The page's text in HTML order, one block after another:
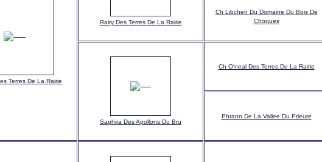
Terres De La Rairie
Rairy Des Terres De La Rairie
Ch Libchen Du Domaine Du Bois De
Choques
Saphira Des Apollons Du Bru
Ch O'neal Des Terres De La Rairie
Phrann De La Vallee Du Prieure